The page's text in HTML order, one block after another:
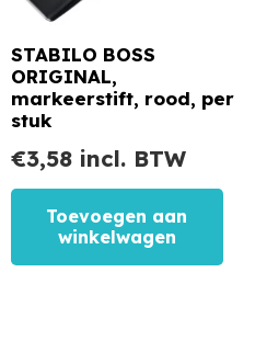
STABILO BOSS
ORIGINAL,
markeerstift, rood, per
stuk
€3,58 incl. BTW
Toevoegen aan
winkelwagen